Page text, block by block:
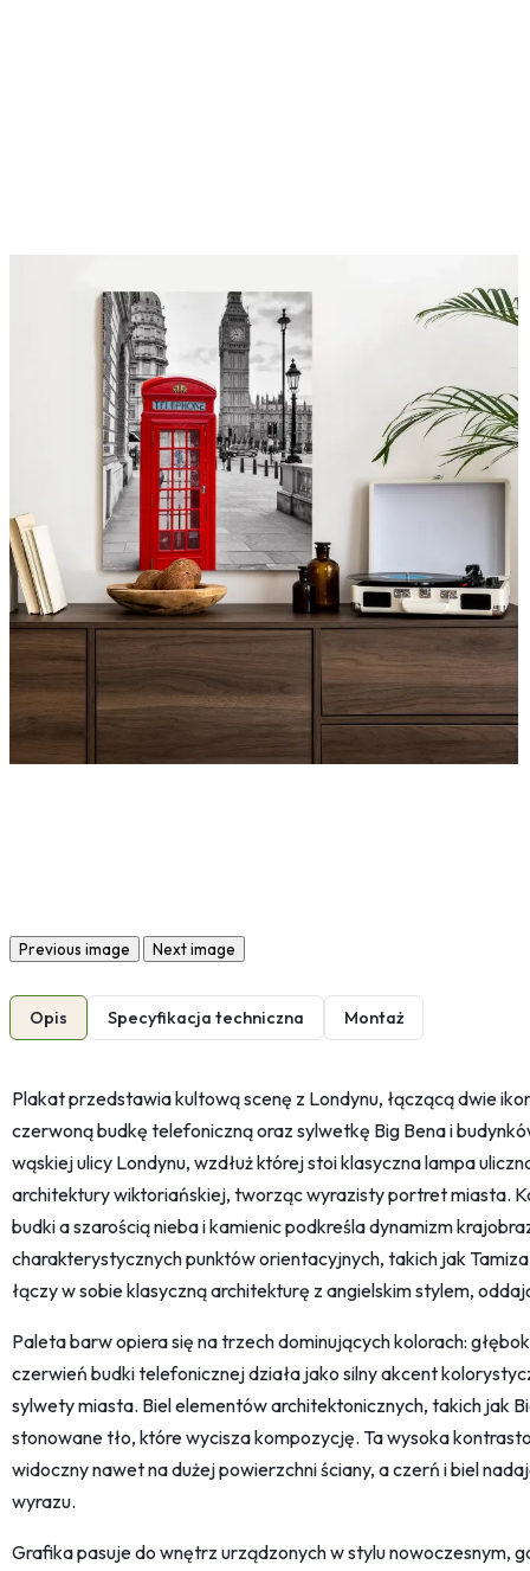
Previous image Next image
Opis Specyfikacja techniczna Montaż
Plakat przedstawia kultową scenę z Londynu, łączącą dwie
czerwoną budkę telefoniczną oraz sylwetkę Big Bena i
wąskiej ulicy Londynu, wzdłuż której stoi klasyczna lampa
architektury wiktoriańskiej, tworząc wyrazisty portret miasta.
budki a szarością nieba i kamienic podkreśla dynamizm
charakterystycznych punktów orientacyjnych, takich jak
łączy w sobie klasyczną architekturę z angielskim stylem,
Paleta barw opiera się na trzech dominujących kolorach:
czerwień budki telefonicznej działa jako silny akcent
sylwety miasta. Biel elementów architektonicznych, takich jak
stonowane tło, które wycisza kompozycję. Ta wysoka
widoczny nawet na dużej powierzchni ściany, a czerń i biel
wyrazu.
Grafika pasuje do wnętrz urządzonych w stylu nowoczesnym,